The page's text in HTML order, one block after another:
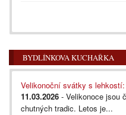
BYDLÍNKOVA KUCHAŘKA
Velikonoční svátky s
11.03.2026 - Velikonoce jsou
chutných tradic. Letos je...